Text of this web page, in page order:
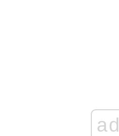
ad